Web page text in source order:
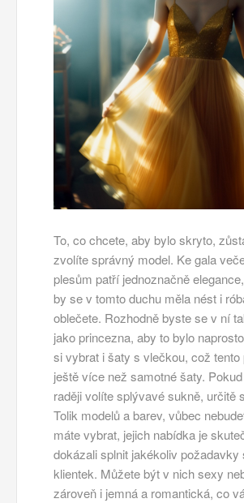
To, co chcete, aby bylo skryto,
zvolíte správný model. Ke gala
plesům patří jednoznačně
by se v tomto duchu měla nést i
oblečete. Rozhodně byste se v ní
jako princezna, aby to bylo
si vybrat i šaty s vlečkou, což
ještě více než samotné šaty.
raději volíte splývavé sukně, určitě
Tolik modelů a barev, vůbec
máte vybrat, jejich nabídka je
dokázali splnit jakékoliv
klientek. Můžete být v nich sexy
zároveň i jemná a romantická, co